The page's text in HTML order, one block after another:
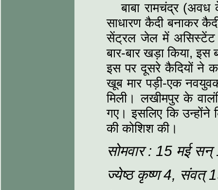
बाबा रामचंद्र
साधारण कैदी बनाकर
सेंट्रल जेल में असिस्‍टेंट
बार-बार खड़ा किया,
इस पर दूसरे कैदियों ने
खूब मार पड़ी-एक
मिली। लखीमपुर के
गए। इसलिए कि
की कोशिश की।
सोमवार : 15 मई
ज्‍येष्‍ठ कृष्‍ण 4, संवत्